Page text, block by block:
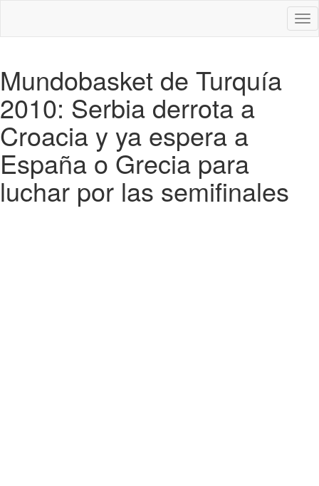
Mundobasket de Turquía
2010: Serbia derrota a
Croacia y ya espera a
España o Grecia para
luchar por las semifinales